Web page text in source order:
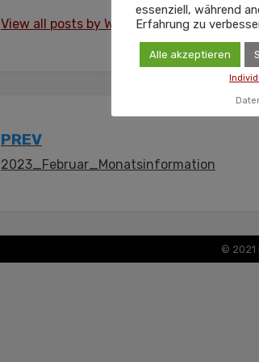
View all posts by Wolfgang Frerick
Post
navigation
PREV
2023_Februar_Monatsinformation
© 2021
essenziell, während
Erfahrung zu
Alle akzeptieren